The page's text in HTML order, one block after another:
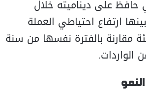
على ديناميته خلال
ارتفاع احتياطي العملة
مليار درهم، بزيادة 23.4 في المئة مقارنة بالفترة نفسها من سنة